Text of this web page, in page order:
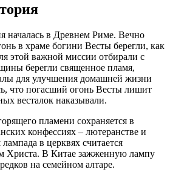
началась в Древнем Риме. Вечно
в храме богини Весты берегли, как
этой важной миссии отбирали с
берегли священное пламя,
для улучшения домашней жизни
что погасший огонь Весты лишит
весталок наказывали.
пламени сохраняется в
конфессиях – лютеранстве и
в церквях считается
Христа. В Китае зажженную лампу
на семейном алтаре.